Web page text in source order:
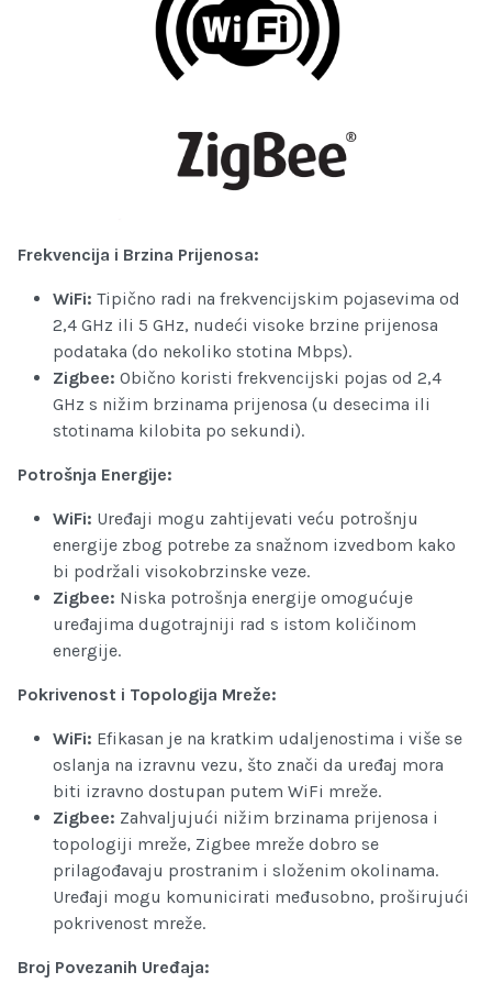
Frekvencija i Brzina Prijenosa:
WiFi: Tipično radi na frekvencijskim pojasevima od
2,4 GHz ili 5 GHz, nudeći visoke brzine prijenosa
podataka (do nekoliko stotina Mbps).
Zigbee: Obično koristi frekvencijski pojas od 2,4
GHz s nižim brzinama prijenosa (u desecima ili
stotinama kilobita po sekundi).
Potrošnja Energije:
WiFi: Uređaji mogu zahtijevati veću potrošnju
energije zbog potrebe za snažnom izvedbom kako
bi podržali visokobrzinske veze.
Zigbee: Niska potrošnja energije omogućuje
uređajima dugotrajniji rad s istom količinom
energije.
Pokrivenost i Topologija Mreže:
WiFi: Efikasan je na kratkim udaljenostima i više se
oslanja na izravnu vezu, što znači da uređaj mora
biti izravno dostupan putem WiFi mreže.
Zigbee: Zahvaljujući nižim brzinama prijenosa i
topologiji mreže, Zigbee mreže dobro se
prilagođavaju prostranim i složenim okolinama.
Uređaji mogu komunicirati međusobno, proširujući
pokrivenost mreže.
Broj Povezanih Uređaja: